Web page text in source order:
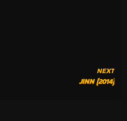
NEXT
JINN (2014)